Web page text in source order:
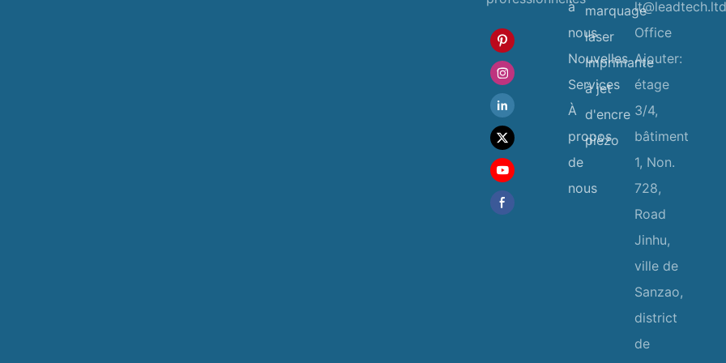
à
nous
Nouvelles
Services
À
propos
de
nous
marquage
laser
Imprimante
à jet
d'encre
piézo
lt@leadtech.ltd
Office
Ajouter:
étage
3/4,
bâtiment
1, Non.
728,
Road
Jinhu,
ville de
Sanzao,
district
de